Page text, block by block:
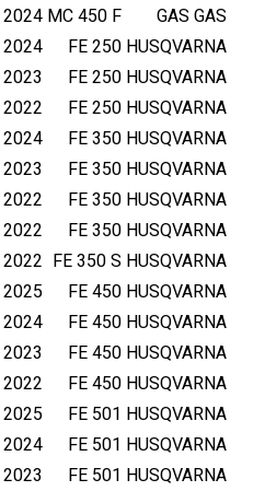
GAS GAS
MC 450 F
2024
HUSQVARNA
FE 250
2024
HUSQVARNA
FE 250
2023
HUSQVARNA
FE 250
2022
HUSQVARNA
FE 350
2024
HUSQVARNA
FE 350
2023
HUSQVARNA
FE 350
2022
HUSQVARNA
FE 350
2022
HUSQVARNA
FE 350 S
2022
HUSQVARNA
FE 450
2025
HUSQVARNA
FE 450
2024
HUSQVARNA
FE 450
2023
HUSQVARNA
FE 450
2022
HUSQVARNA
FE 501
2025
HUSQVARNA
FE 501
2024
HUSQVARNA
FE 501
2023